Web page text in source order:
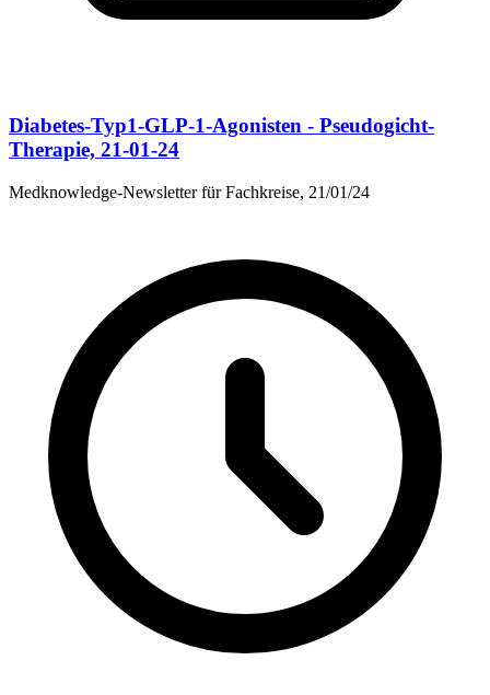
Diabetes-Typ1-GLP-1-Agonisten - Pseudogicht-
Therapie, 21-01-24
Medknowledge-Newsletter für Fachkreise, 21/01/24